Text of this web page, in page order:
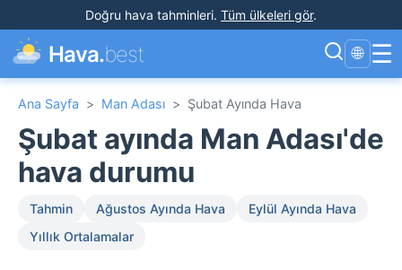
Doğru hava tahminleri. Tüm ülkeleri gör.
Hava.best 🌐 ☰
Ana Sayfa > Man Adası > Şubat Ayında Hava
Şubat ayında Man Adası'de
hava durumu
Tahmin Ağustos Ayında Hava
Eylül Ayında Hava
Yıllık Ortalamalar